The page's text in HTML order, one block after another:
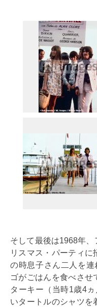
そして最後は1968年
リスマス・パーティに
の時息子さん二人を
ゴがごはんを食べさせ
ターキー（当時1歳4
いタートルのシャツを